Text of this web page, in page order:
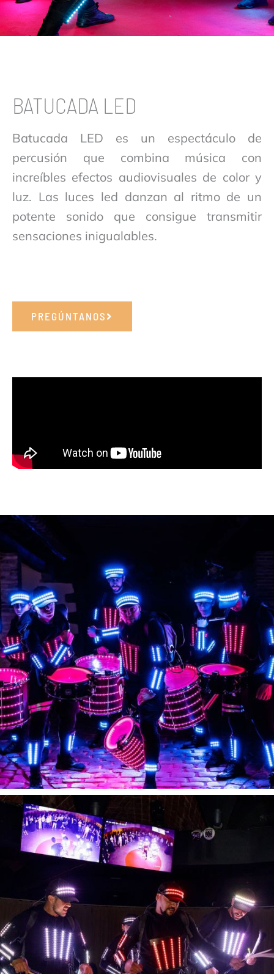
BATUCADA LED
Batucada LED es un espectáculo de
percusión que combina música con
increíbles efectos audiovisuales de color y
luz. Las luces led danzan al ritmo de un
potente sonido que consigue transmitir
sensaciones inigualables.
PREGÚNTANOS